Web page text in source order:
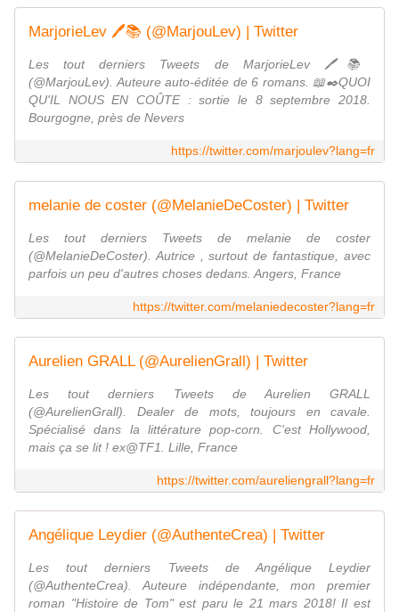
MarjorieLev 🖊️📚 (@MarjouLev) | Twitter
Les tout derniers Tweets de MarjorieLev 🖊️📚
(@MarjouLev). Auteure auto-éditée de 6 romans. 📖✒️QUOI
QU'IL NOUS EN COÛTE : sortie le 8 septembre 2018.
Bourgogne, près de Nevers
https://twitter.com/marjoulev?lang=fr
melanie de coster (@MelanieDeCoster) | Twitter
Les tout derniers Tweets de melanie de coster
(@MelanieDeCoster). Autrice , surtout de fantastique, avec
parfois un peu d'autres choses dedans. Angers, France
https://twitter.com/melaniedecoster?lang=fr
Aurelien GRALL (@AurelienGrall) | Twitter
Les tout derniers Tweets de Aurelien GRALL
(@AurelienGrall). Dealer de mots, toujours en cavale.
Spécialisé dans la littérature pop-corn. C'est Hollywood,
mais ça se lit ! ex@TF1. Lille, France
https://twitter.com/aureliengrall?lang=fr
Angélique Leydier (@AuthenteCrea) | Twitter
Les tout derniers Tweets de Angélique Leydier
(@AuthenteCrea). Auteure indépendante, mon premier
roman "Histoire de Tom" est paru le 21 mars 2018! Il est